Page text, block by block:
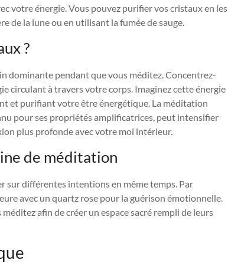
votre énergie. Vous pouvez purifier vos cristaux en les
de la lune ou en utilisant la fumée de sauge.
?
dominante pendant que vous méditez. Concentrez-
circulant à travers votre corps. Imaginez cette énergie
et purifiant votre être énergétique. La méditation
pour ses propriétés amplificatrices, peut intensifier
plus profonde avec votre moi intérieur.
de méditation
différentes intentions en même temps. Par
avec un quartz rose pour la guérison émotionnelle.
afin de créer un espace sacré rempli de leurs